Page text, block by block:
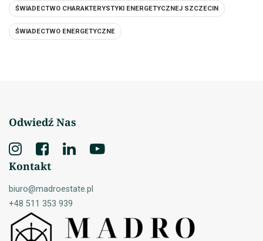
ŚWIADECTWO CHARAKTERYSTYKI ENERGETYCZNEJ SZCZECIN
ŚWIADECTWO ENERGETYCZNE
Odwiedź Nas
Kontakt
biuro@madroestate.pl
+48 511 353 939